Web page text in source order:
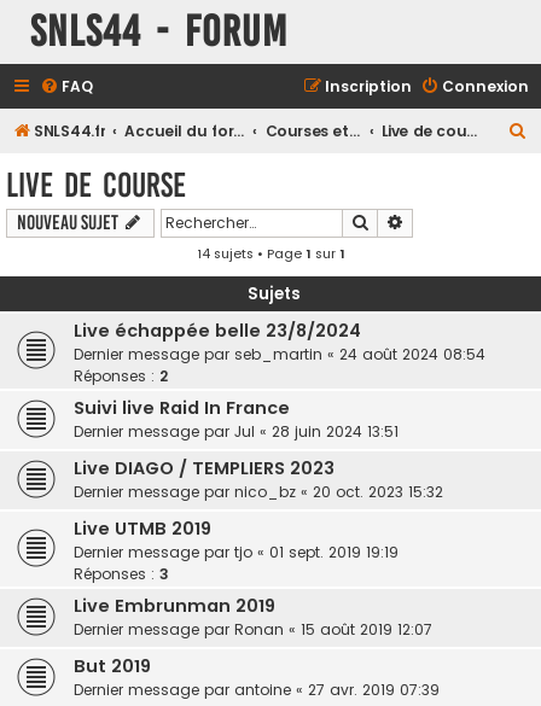
SNLS44 - Forum
FAQ Connexion
Inscription
SNLS44.fr Accueil du forum Courses et compétitions Live de course
c
Live de course
Nouveau sujet Rechercher
14 sujets • Page1 sur1
Sujets
Live échappée belle 23/8/2024
Dernier message par seb_martin « 24 août 2024 08:54
Réponses : 2
Suivi live Raid In France
Dernier message par Jul « 28 juin 2024 13:51
Live DIAGO / TEMPLIERS 2023
Dernier message par nico_bz « 20 oct. 2023 15:32
Live UTMB 2019
Dernier message par tjo « 01 sept. 2019 19:19
Réponses : 3
Live Embrunman 2019
Dernier message par Ronan « 15 août 2019 12:07
But 2019
Dernier message par antoine « 27 avr. 2019 07:39